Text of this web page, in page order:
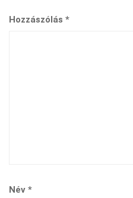
Hozzászólás *
Név *